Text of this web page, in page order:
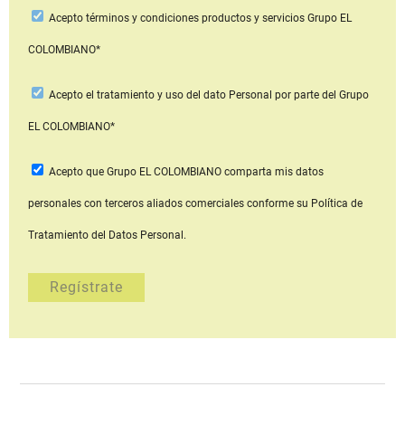
Aceptotérminos y condiciones productos y serviciosGrupo EL
COLOMBIANO*
Acepto el tratamiento y uso del dato Personal por parte del Grupo
EL COLOMBIANO*
Acepto que Grupo EL COLOMBIANOcomparta mis datos
personales con terceros aliados comerciales conforme su Política de
Tratamiento del Datos Personal.